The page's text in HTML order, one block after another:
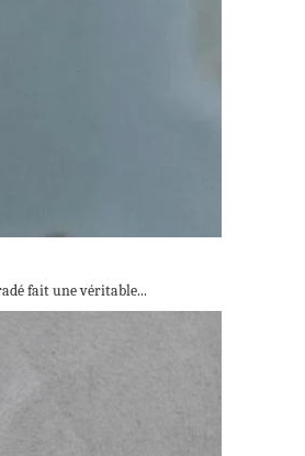
fait une véritable...